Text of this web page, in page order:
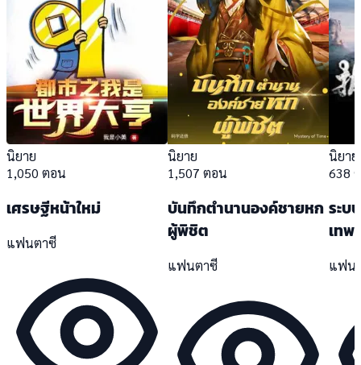
นิยาย
1,050 ตอน
เศรษฐีหน้าใหม่
แฟนตาซี
นิยาย
1,507 ตอน
บันทึกตำนานองค์ชายหก
ผู้พิชิต
แฟนตาซี
นิยาย
638
ระบ
เทพ
แฟน